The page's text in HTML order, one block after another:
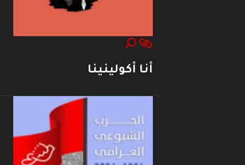
أنا أكولينينا